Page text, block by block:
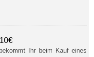
Ihr beim Kauf eines